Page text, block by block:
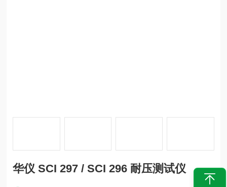
华仪 SCI 297 / SCI 296 耐压测试仪